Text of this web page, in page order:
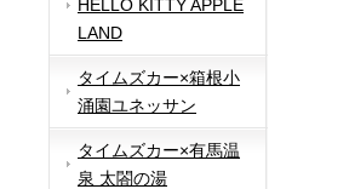
HELLO KITTY APPLE
LAND
タイムズカー×箱根小
涌園ユネッサン
タイムズカー×有馬温
泉 太閤の湯